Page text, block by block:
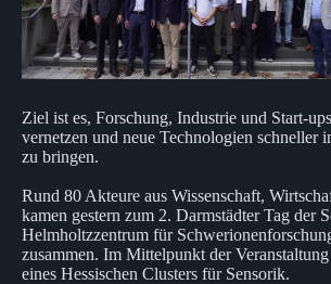
Ziel ist es, Forschung, Industrie und Start-
vernetzen und neue Technologien schneller
zu bringen.
Rund 80 Akteure aus Wissenschaft,
kamen gestern zum 2. Darmstädter Tag der
Helmholtzzentrum für
zusammen. Im Mittelpunkt der
eines Hessischen Clusters für Sensorik.